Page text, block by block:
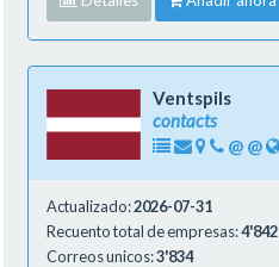
Ventspils
contacts
@ @
Actualizado:2026-07-31
Recuento total de empresas:4'842
Correos unicos:3'834